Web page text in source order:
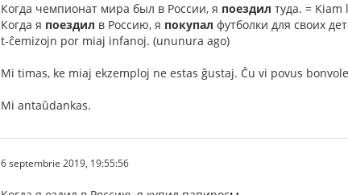
Когда чемпионат мира был в России, я поездил туда. =
Когда я поездил в Россию, я покупал футболки для своих
t-ĉemizojn por miaj infanoj. (ununura ago)
Mi timas, ke miaj ekzemploj ne estas ĝustaj. Ĉu vi povus
Mi antaŭdankas.
6 septembrie 2019, 19:55:56